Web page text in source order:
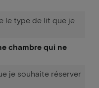
le type de lit que je
chambre qui ne
je souhaite réserver